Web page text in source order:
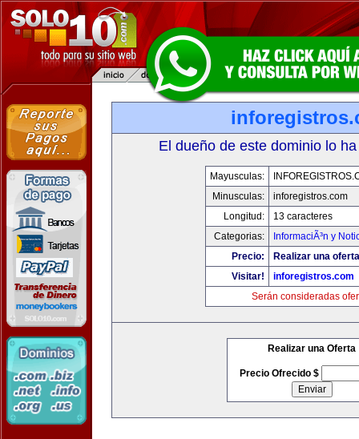
El dueño de este dominio lo
Mayusculas:
Minusculas:
inforegistros.com
Longitud:
13 caracteres
Categorias:
InformaciÃ³n y
Precio:
Realizar una
Visitar!
inforegistros.com
Serán consideradas
Realizar una Oferta
Precio Ofrecido $